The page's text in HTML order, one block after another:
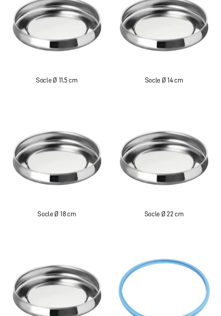
Socle Ø 11,5 cm Socle Ø 14 cm
Socle Ø 18 cm Socle Ø 22 cm